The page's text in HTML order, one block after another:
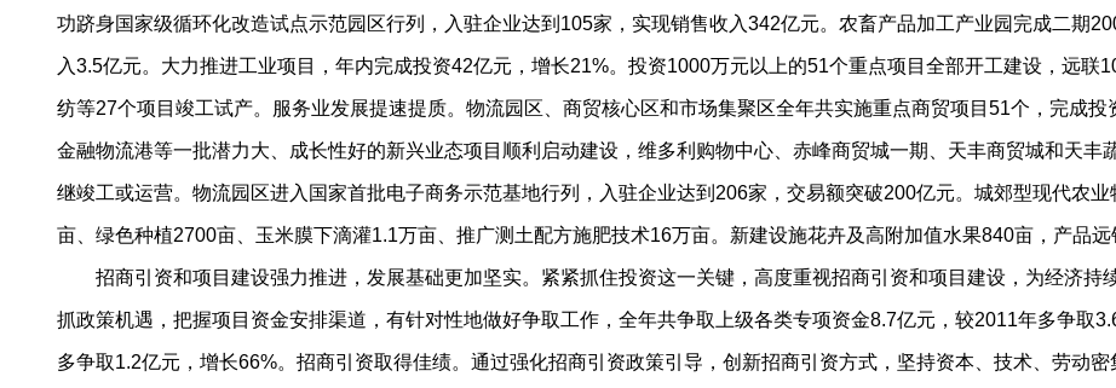
功跻身国家级循环化改造试点示范园区行列，入驻企业达到105家，实现销售收入342亿元。农畜产品加工产业园完成二期
入3.5亿元。大力推进工业项目，年内完成投资42亿元，增长21%。投资1000万元以上的51个重点项目全部开工建设，远联
纺等27个项目竣工试产。服务业发展提速提质。物流园区、商贸核心区和市场集聚区全年共实施重点商贸项目51个，完成投
金融物流港等一批潜力大、成长性好的新兴业态项目顺利启动建设，维多利购物中心、赤峰商贸城一期、天丰商贸城和天
继竣工或运营。物流园区进入国家首批电子商务示范基地行列，入驻企业达到206家，交易额突破200亿元。城郊型现代农
亩、绿色种植2700亩、玉米膜下滴灌1.1万亩、推广测土配方施肥技术16万亩。新建设施花卉及高附加值水果840亩，产品远
招商引资和项目建设强力推进，发展基础更加坚实。紧紧抓住投资这一关键，高度重视招商引资和项目建设，为经济持
抓政策机遇，把握项目资金安排渠道，有针对性地做好争取工作，全年共争取上级各类专项资金8.7亿元，较2011年多争取
多争取1.2亿元，增长66%。招商引资取得佳绩。通过强化招商引资政策引导，创新招商引资方式，坚持资本、技术、劳动